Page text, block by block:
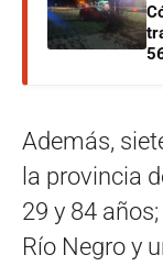
Además,
la provincia
29 y 84
Río Negro y